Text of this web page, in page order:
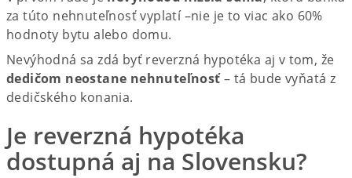
za túto nehnuteľnosť vyplatí –nie je to viac ako 60%
hodnoty bytu alebo domu.
Nevýhodná sa zdá byť reverzná hypotéka aj v tom, že
dedičom neostane nehnuteľnosť– tá bude vyňatá z
dedičského konania.
Je reverzná hypotéka
dostupná aj na Slovensku?